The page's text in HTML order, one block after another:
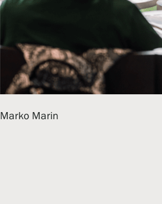
Marko Marin